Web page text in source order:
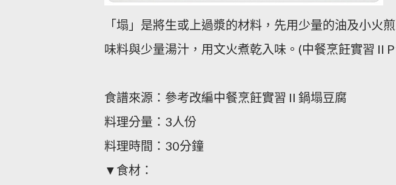
「塌」是將生或上過漿的材料，先用少量的油及小火
味料與少量湯汁，用文火煮乾入味。(中餐烹飪實習 II
食譜來源：參考改編中餐烹飪實習 II 鍋塌豆腐
料理分量：3人份
料理時間：30分鐘
▼食材：